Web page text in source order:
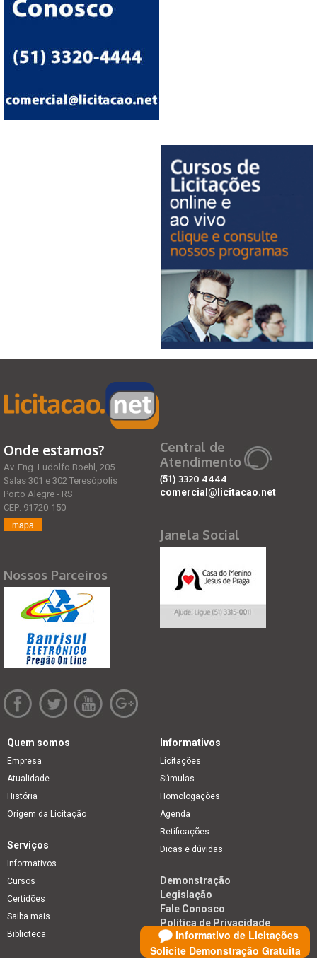
Informativo de Licitações
Solicite Demonstração Gratuita
Onde estamos?
Av. Eng. Ludolfo Boehl, 205
Salas 301 e 302 Teresópolis
Porto Alegre - RS
CEP: 91720-150
mapa
Nossos Parceiros
Central de
Atendimento
(51) 3320 4444
comercial@licitacao.net
Janela Social
Quem somos
Empresa
Atualidade
História
Origem da Licitação
Informativos
Licitações
Súmulas
Homologações
Agenda
Retificações
Dicas e dúvidas
Serviços
Informativos
Cursos
Certidões
Saiba mais
Biblioteca
Demonstração
Legislação
Fale Conosco
Política de Privacidade